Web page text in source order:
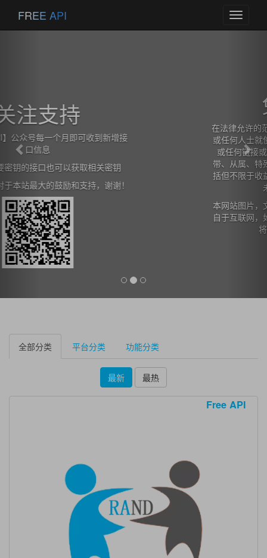
Toggle
FREE API
在法律允许的范围内，本网站在此声明,不承担用户
或任何人士就使用或未能使用本网站所提供的信息
或任何链接或项目所引致的任何直接、间接、附
带、从属、特殊、惩罚性或惩戒性的损害赔偿（包
括但不限于收益、预期利润的损失或失去的业务、
未实现预期的节省）。
本网站图片，文字，接口信息之类版权申明，皆来
自于互联网，如果侵犯，请及时通知我们，本网站
Previous
全部分类 平台分类 功能分类
最新 最热
Free API